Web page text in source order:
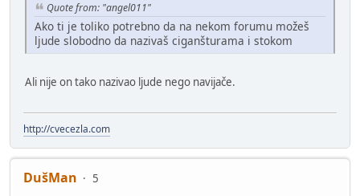
Quote from: "angel011"
Ako ti je toliko potrebno da na nekom forumu možeš
ljude slobodno da nazivaš ciganšturama i stokom
Ali nije on tako nazivao ljude nego navijače.
http://cvecezla.com
DušMan
5